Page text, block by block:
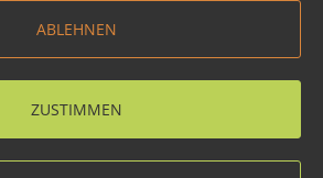
ABLEHNEN
ZUSTIMMEN